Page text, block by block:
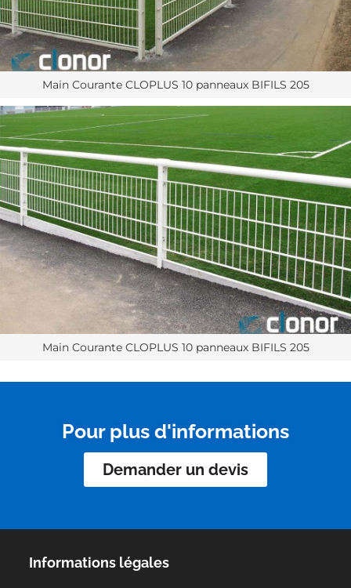
Main Courante CLOPLUS 10 panneaux BIFILS 205
Main Courante CLOPLUS 10 panneaux BIFILS 205
Pour plus d'informations
Demander un devis
Informations légales